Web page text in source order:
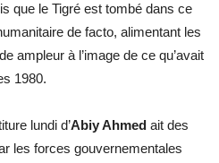
que le Tigré est tombé dans ce
de facto, alimentant les
ampleur à l’image de ce qu’avait
1980.
lundi d’Abiy Ahmed ait des
les forces gouvernementales